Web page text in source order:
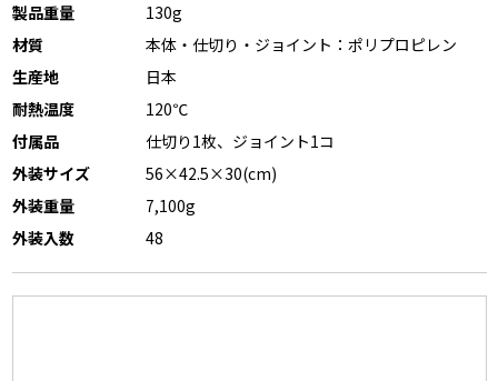
製品重量
130g
材質
本体・仕切り・ジョイント：ポリプロピレン
生産地
日本
耐熱温度
120℃
付属品
仕切り1枚、ジョイント1コ
外装サイズ
56×42.5×30(cm)
外装重量
7,100g
外装入数
48